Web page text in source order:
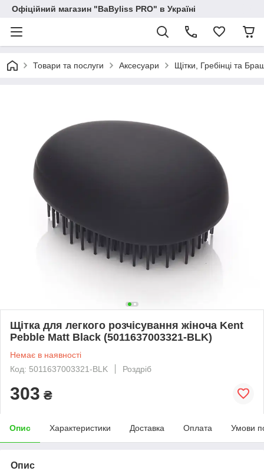
Офіційний магазин "BaByliss PRO" в Україні
Товари та послуги Аксесуари Щітки, Гребінці та
Щітка для легкого розчісування жіноча Kent
Pebble Matt Black (5011637003321-BLK)
Немає в наявності
Код: 5011637003321-BLK
Роздріб
303 ₴
Опис Характеристики Доставка Оплата Умови
Опис